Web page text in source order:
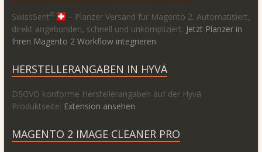
SwissSent©
– Planzer Versand für Magento 2. Automatisiert,
direkt angebunden, schnell und unkompliziert. Jetzt Planzer in
Ihren Magento 2 Workflow integrieren
HERSTELLERANGABEN IN HYVÄ
DSGVO konforme Herstellerangaben auf der Hyvä
Produktseite: Extension ansehen
MAGENTO 2 IMAGE CLEANER PRO